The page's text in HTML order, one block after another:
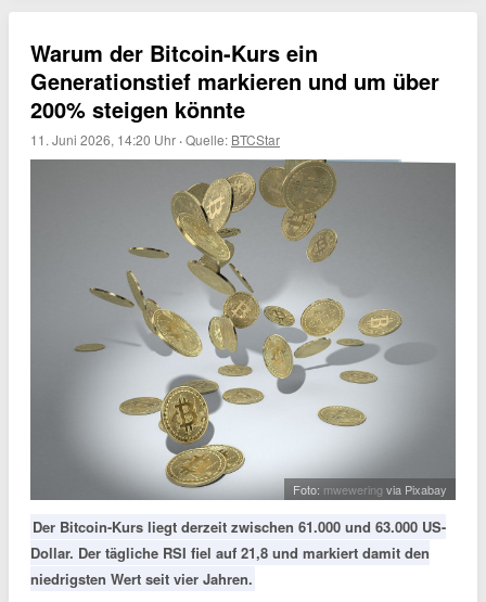
Warum der Bitcoin-Kurs ein
Generationstief markieren und um über
200% steigen könnte
11. Juni 2026, 14:20 Uhr ·Quelle: BTCStar
Foto: mwewering via Pixabay
Der Bitcoin-Kurs liegt derzeit zwischen 61.000 und 63.000 US-
Dollar. Der tägliche RSI fiel auf 21,8 und markiert damit den
niedrigsten Wert seit vier Jahren.